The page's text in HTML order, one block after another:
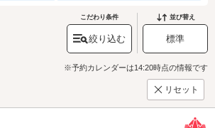
こだわり条件
絞り込む
並び替え
標準
※予約カレンダーは14:20時点の情報です
リセット